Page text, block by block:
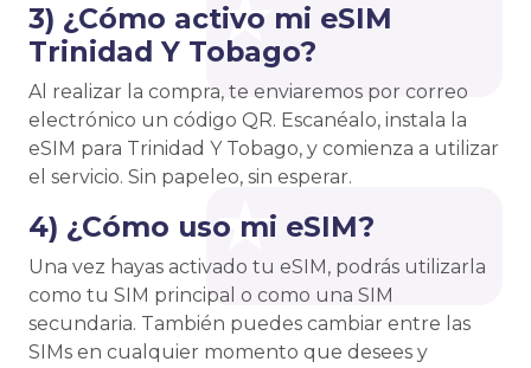
3) ¿Cómo activo mi eSIM
Trinidad Y Tobago?
Al realizar la compra, te enviaremos por correo
electrónico un código QR. Escanéalo, instala la
eSIM para Trinidad Y Tobago, y comienza a utilizar
el servicio. Sin papeleo, sin esperar.
4) ¿Cómo uso mi eSIM?
Una vez hayas activado tu eSIM, podrás utilizarla
como tu SIM principal o como una SIM
secundaria. También puedes cambiar entre las
SIMs en cualquier momento que desees y